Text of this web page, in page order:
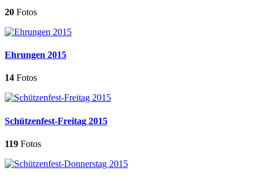
20 Fotos
Ehrungen 2015
14 Fotos
Schützenfest-Freitag 2015
119 Fotos